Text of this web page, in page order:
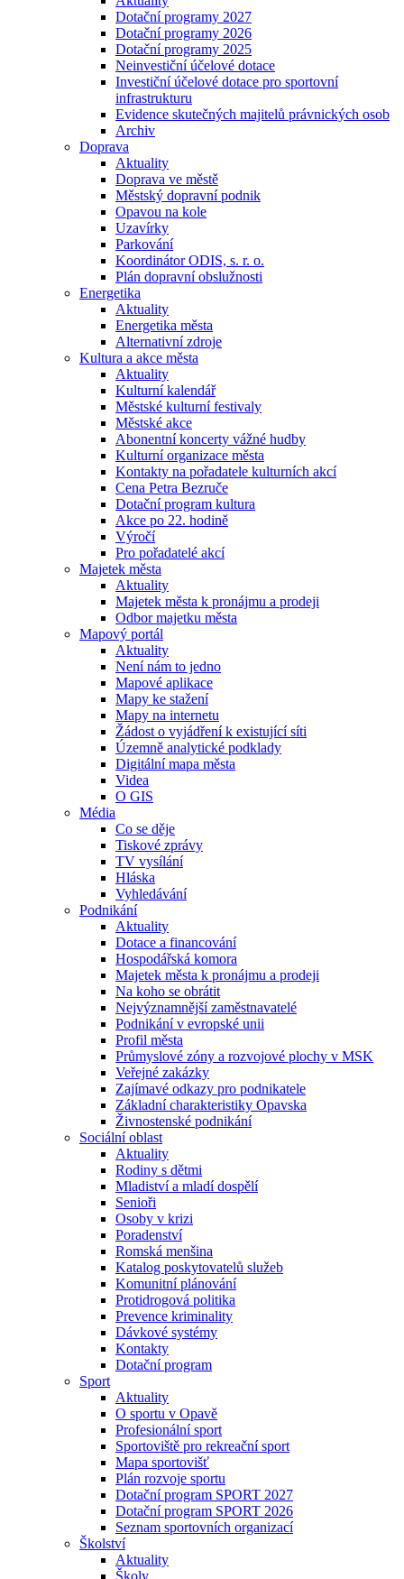
Dotační programy 2027
Dotační programy 2026
Dotační programy 2025
Neinvestiční účelové dotace
Investiční účelové dotace pro sportovní
infrastrukturu
Evidence skutečných majitelů právnických osob
Archiv
Doprava
Aktuality
Doprava ve městě
Městský dopravní podnik
Opavou na kole
Uzavírky
Parkování
Koordinátor ODIS, s. r. o.
Plán dopravní obslužnosti
Energetika
Aktuality
Energetika města
Alternativní zdroje
Kultura a akce města
Aktuality
Kulturní kalendář
Městské kulturní festivaly
Městské akce
Abonentní koncerty vážné hudby
Kulturní organizace města
Kontakty na pořadatele kulturních akcí
Cena Petra Bezruče
Dotační program kultura
Akce po 22. hodině
Výročí
Pro pořadatelé akcí
Majetek města
Aktuality
Majetek města k pronájmu a prodeji
Odbor majetku města
Mapový portál
Aktuality
Není nám to jedno
Mapové aplikace
Mapy ke stažení
Mapy na internetu
Žádost o vyjádření k existující síti
Územně analytické podklady
Digitální mapa města
Videa
O GIS
Média
Co se děje
Tiskové zprávy
TV vysílání
Hláska
Vyhledávání
Podnikání
Aktuality
Dotace a financování
Hospodářská komora
Majetek města k pronájmu a prodeji
Na koho se obrátit
Nejvýznamnější zaměstnavatelé
Podnikání v evropské unii
Profil města
Průmyslové zóny a rozvojové plochy v MSK
Veřejné zakázky
Zajímavé odkazy pro podnikatele
Základní charakteristiky Opavska
Živnostenské podnikání
Sociální oblast
Aktuality
Rodiny s dětmi
Mladiství a mladí dospělí
Senioři
Osoby v krizi
Poradenství
Romská menšina
Katalog poskytovatelů služeb
Komunitní plánování
Protidrogová politika
Prevence kriminality
Dávkové systémy
Kontakty
Dotační program
Sport
Aktuality
O sportu v Opavě
Profesionální sport
Sportoviště pro rekreační sport
Mapa sportovišť
Plán rozvoje sportu
Dotační program SPORT 2027
Dotační program SPORT 2026
Seznam sportovních organizací
Školství
Aktuality